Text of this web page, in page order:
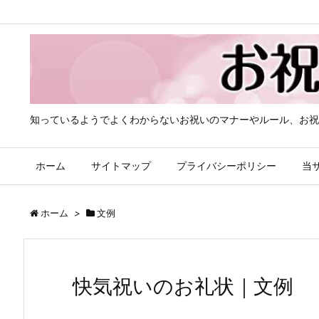
知っているようでよくわからないお祝いのマナーやルール、お
ホーム サイトマップ プライバシーポリシー 当
ホーム > 文例
快気祝いのお礼状｜文例